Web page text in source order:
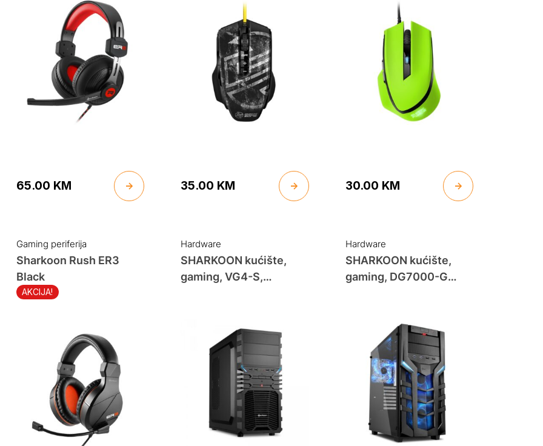
65.00 KM 35.00 KM 30.00 KM
Gaming periferija
AKCIJA!
Sharkoon Rush ER3
Black
Hardware
SHARKOON kućište,
gaming, VG4-S,
Hardware
SHARKOON kućište,
gaming, DG7000-G